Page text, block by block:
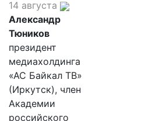
14 августа
Александр
Тюников
президент
медиахолдинга
«АС Байкал ТВ»
(Иркутск), член
Академии
российского